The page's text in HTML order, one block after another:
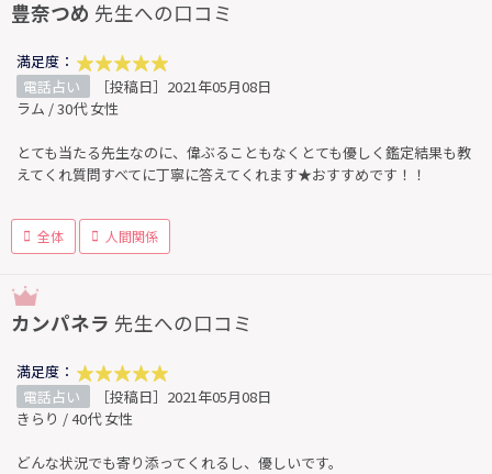
豊奈つめ 先生への口コミ
満足度：
電話占い
［投稿日］2021年05月08日
ラム / 30代 女性
とても当たる先生なのに、偉ぶることもなくとても優しく鑑定結果も教
えてくれ質問すべてに丁寧に答えてくれます★おすすめです！！
全体 人間関係
カンパネラ 先生への口コミ
満足度：
電話占い
［投稿日］2021年05月08日
きらり / 40代 女性
どんな状況でも寄り添ってくれるし、優しいです。